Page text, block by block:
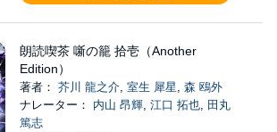
朗読喫茶 噺の籠 拾壱（Another
Edition）
著者： 芥川 龍之介, 室生 犀星 森 鴎外
ナレーター： 内山 昂輝, 江口 拓也,
田丸
篤志